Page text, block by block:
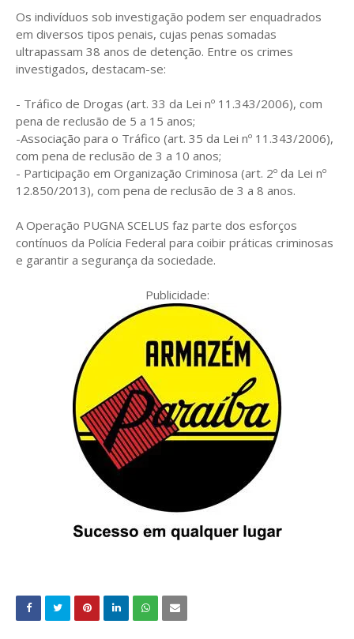
Os indivíduos sob investigação podem ser enquadrados
em diversos tipos penais, cujas penas somadas
ultrapassam 38 anos de detenção. Entre os crimes
investigados, destacam-se:
- Tráfico de Drogas (art. 33 da Lei nº 11.343/2006), com
pena de reclusão de 5 a 15 anos;
-Associação para o Tráfico (art. 35 da Lei nº 11.343/2006),
com pena de reclusão de 3 a 10 anos;
- Participação em Organização Criminosa (art. 2º da Lei nº
12.850/2013), com pena de reclusão de 3 a 8 anos.
A Operação PUGNA SCELUS faz parte dos esforços
contínuos da Polícia Federal para coibir práticas criminosas
e garantir a segurança da sociedade.
Publicidade: